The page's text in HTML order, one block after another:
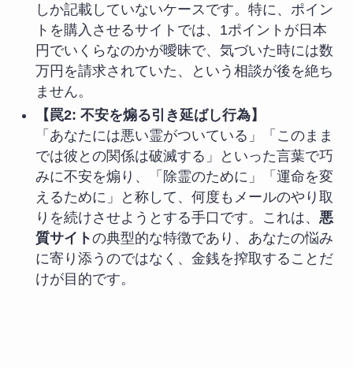
しか記載していないケースです。特に、ポイン
トを購入させるサイトでは、1ポイントが日本
円でいくらなのかが曖昧で、気づいた時には数
万円を請求されていた、という相談が後を絶ち
ません。
【罠2: 不安を煽る引き延ばし行為】
「あなたには悪い霊がついている」「このまま
では彼との関係は破滅する」といった言葉で巧
みに不安を煽り、「除霊のために」「運命を変
えるために」と称して、何度もメールのやり取
りを続けさせようとする手口です。これは、 悪
質サイトの典型的な特徴であり、あなたの悩み
に寄り添うのではなく、金銭を搾取することだ
けが目的です。